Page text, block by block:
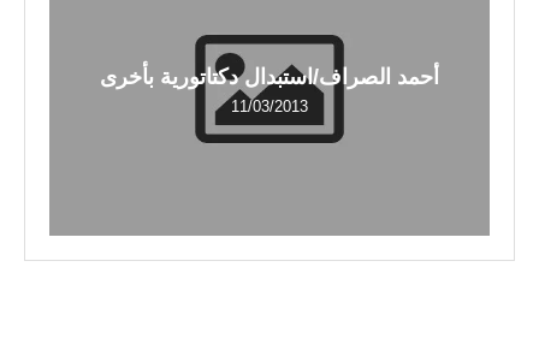
أحمد الصراف/استبدال دكتاتورية بأخرى
11/03/2013